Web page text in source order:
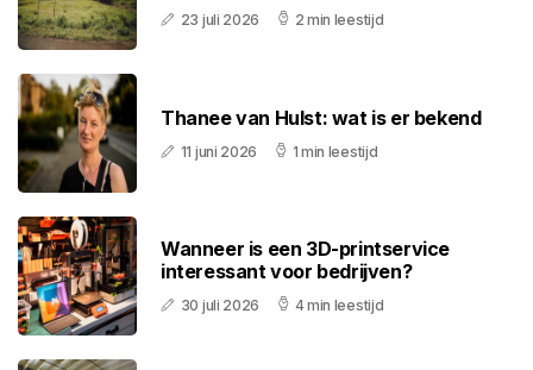
23 juli 2026 2 min leestijd
Thanee van Hulst: wat is er bekend
11 juni 2026 1 min leestijd
Wanneer is een 3D-printservice
interessant voor bedrijven?
30 juli 2026 4 min leestijd